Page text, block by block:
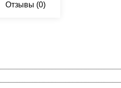
Отзывы (0)